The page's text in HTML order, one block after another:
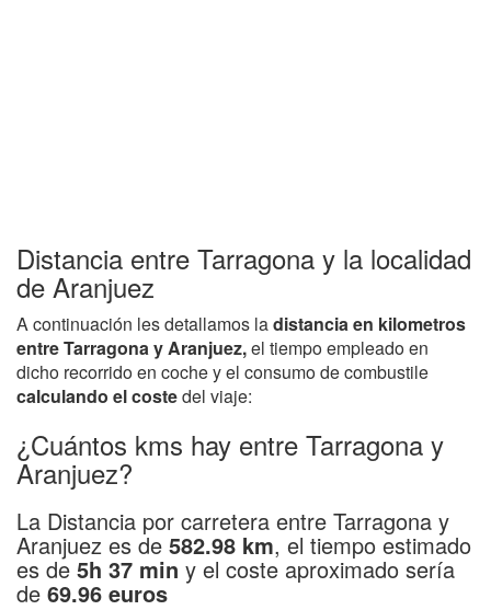
Distancia entre Tarragona y la localidad
de Aranjuez
A continuación les detallamos ladistancia en kilometros
entre Tarragona y Aranjuez,el tiempo empleado en
dicho recorrido en coche y el consumo de combustile
calculando el costedel viaje:
¿Cuántos kms hay entre Tarragona y
Aranjuez?
La Distancia por carretera entre Tarragona y
Aranjuez es de 582.98 km, el tiempo estimado
es de 5h 37 min y el coste aproximado sería
de 69.96 euros